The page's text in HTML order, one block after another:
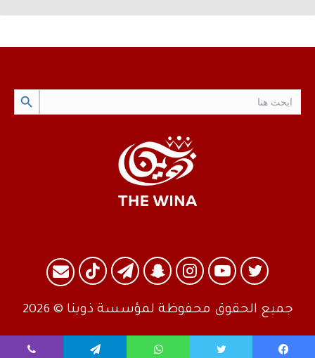
Search
Search Button
تويتر يوتيوبانستقرام
سنابتيلقرامTikTokالبريد
جميع الحقوق محفوظة لمؤسسة ذوينا © 2026